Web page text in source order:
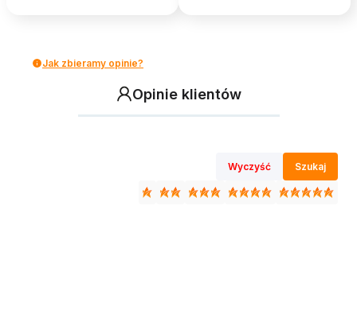
Jak zbieramy opinie?
Opinie klientów
Wyczyść Szukaj